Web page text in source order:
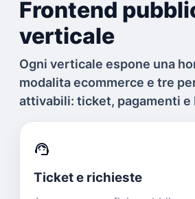
Frontend
verticale
Ogni verticale espone una
modalita ecommerce e tre
attivabili: ticket, pagamenti e
support_agent
Ticket e richieste